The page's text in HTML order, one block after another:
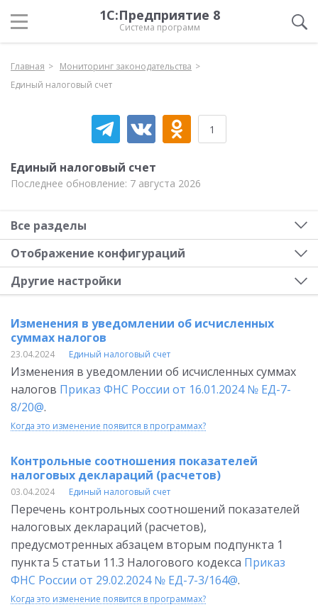
1С:Предприятие 8
Система программ
Главная
Мониторинг законодательства
Единый налоговый счет
Единый налоговый счет
Последнее обновление: 7 августа 2026
Изменения в уведомлении об исчисленных
суммах налогов
23.04.2024 Единый налоговый счет
Изменения в уведомлении об исчисленных суммах
налогов Приказ ФНС России от 16.01.2024 № ЕД-7-
8/20@.
Когда это изменение появится в программах?
Контрольные соотношения показателей
налоговых деклараций (расчетов)
03.04.2024 Единый налоговый счет
Перечень контрольных соотношений показателей
налоговых деклараций (расчетов),
предусмотренных абзацем вторым подпункта 1
пункта 5 статьи 11.3 Налогового кодекса Приказ
ФНС России от 29.02.2024 № ЕД-7-3/164@.
Когда это изменение появится в программах?
1
Все разделы
Отображение конфигураций
Другие настройки